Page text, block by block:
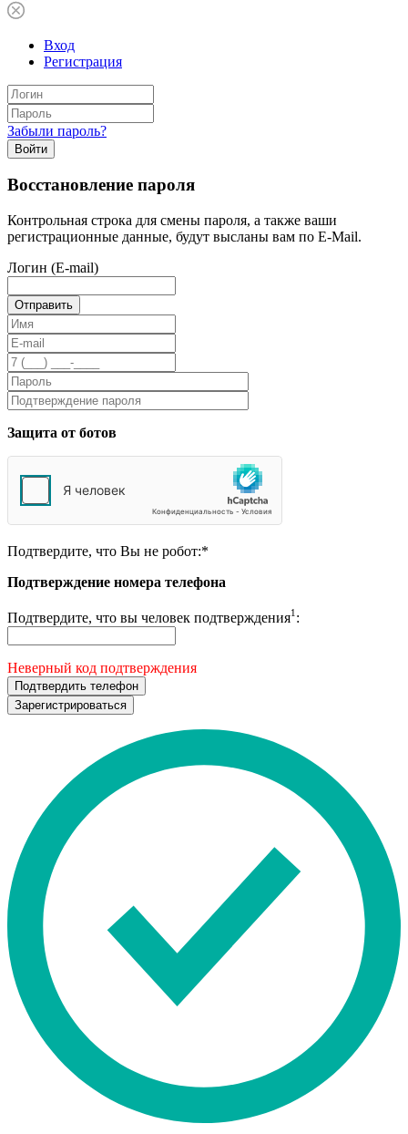
Вход
Регистрация
Забыли пароль?
Войти
Восстановление пароля
Контрольная строка для смены пароля, а также ваши
регистрационные данные, будут высланы вам по E-Mail.
Логин (E-mail)
Защита от ботов
Подтвердите, что Вы не робот:*
Подтверждение номера телефона
Подтвердите, что вы человек подтверждения1 :
Неверный код подтверждения
Подтвердить телефон
Зарегистрироваться